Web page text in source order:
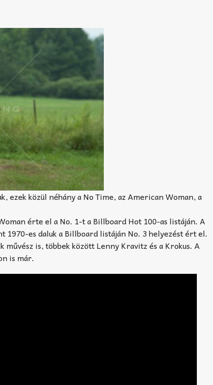
ezek közül néhány a No Time, az American Woman, a
érte el a No. 1-t a Billboard Hot 100-as listáján. A
1970-es daluk a Billboard listáján No. 3 helyezést ért el.
művész is, többek között Lenny Kravitz és a Krokus. A
is már.